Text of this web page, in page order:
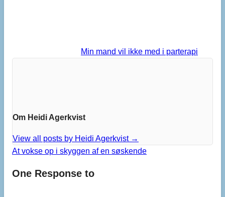
Min mand vil ikke med i parterapi
Om Heidi Agerkvist
View all posts by Heidi Agerkvist →
At vokse op i skyggen af en søskende
One Response to